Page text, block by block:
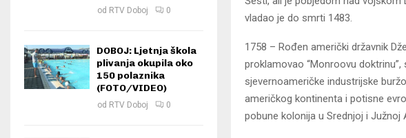
vladao je do smrti 1483.
1758 – Rođen američki državnik
proklamovao “Monroovu doktrinu”,
sjevernoameričke industrijske
američkog kontinenta i potisne
pobune kolonija u Srednjoj i Južnoj
od RTV Doboj 0
DOBOJ: Ljetnja škola
plivanja okupila oko
150 polaznika
(FOTO/VIDEO)
od RTV Doboj 0